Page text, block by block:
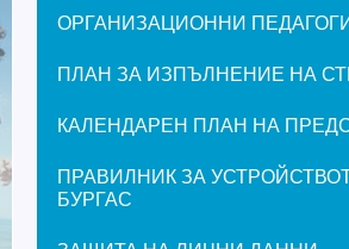
ОРГАНИЗАЦИОННИ
ПЛАН ЗА ИЗПЪЛНЕНИЕ НА
КАЛЕНДАРЕН ПЛАН НА
ПРАВИЛНИК ЗА
БУРГАС